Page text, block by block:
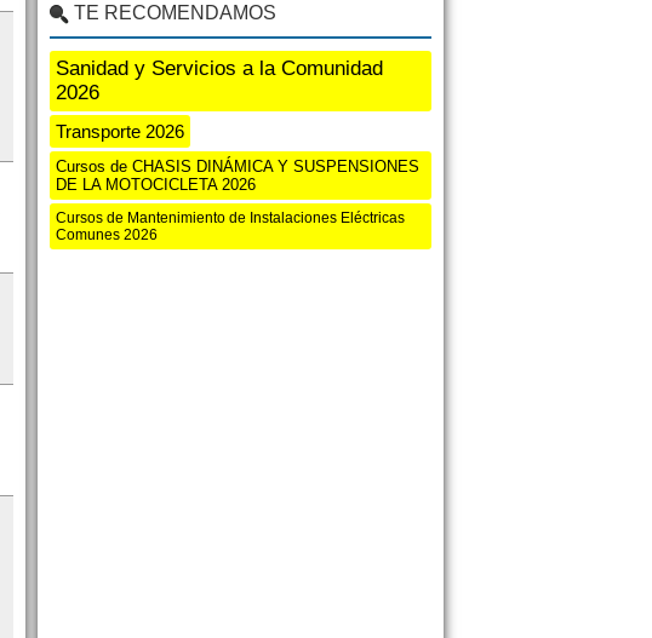
TE RECOMENDAMOS
Sanidad y Servicios a la Comunidad
2026
Transporte 2026
Cursos de CHASIS DINÁMICA Y SUSPENSIONES
DE LA MOTOCICLETA 2026
Cursos de Mantenimiento de Instalaciones Eléctricas
Comunes 2026